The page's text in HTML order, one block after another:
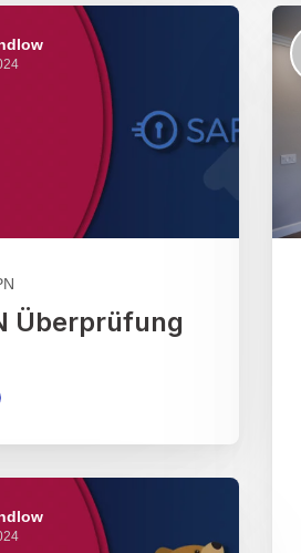
Überprüfung